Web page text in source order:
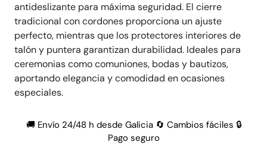
antideslizante para máxima seguridad. El cierre
tradicional con cordones proporciona un ajuste
perfecto, mientras que los protectores interiores de
talón y puntera garantizan durabilidad. Ideales para
ceremonias como comuniones, bodas y bautizos,
aportando elegancia y comodidad en ocasiones
especiales.
🚚 Envío 24/48 h desde Galicia 🔄 Cambios fáciles 🔒
Pago seguro